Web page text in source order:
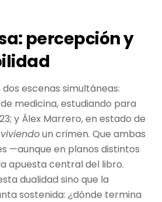
percepción y
escenas simultáneas:
medicina, estudiando para
y Álex Marrero, en estado de
viviendoun crimen. Que ambas
—aunque en planos distintos
apuesta central del libro.
dualidad sino que la
sostenida: ¿dónde termina